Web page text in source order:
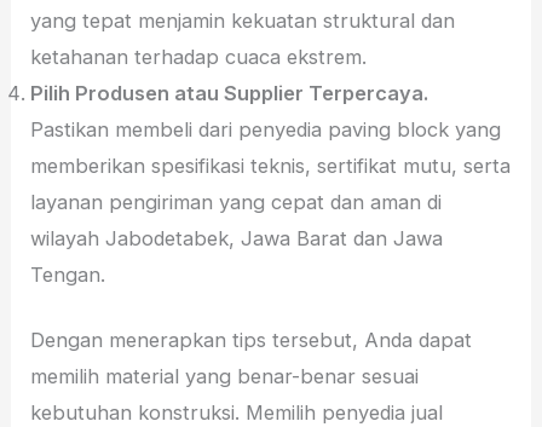
yang tepat menjamin kekuatan struktural dan
ketahanan terhadap cuaca ekstrem.
Pilih Produsen atau Supplier Terpercaya.
Pastikan membeli dari penyedia paving block yang
memberikan spesifikasi teknis, sertifikat mutu, serta
layanan pengiriman yang cepat dan aman di
wilayah Jabodetabek, Jawa Barat dan Jawa
Tengan.
Dengan menerapkan tips tersebut, Anda dapat
memilih material yang benar-benar sesuai
kebutuhan konstruksi. Memilih penyedia jual